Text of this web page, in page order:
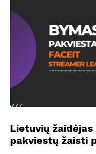
Lietuvių
pakviestų žaisti